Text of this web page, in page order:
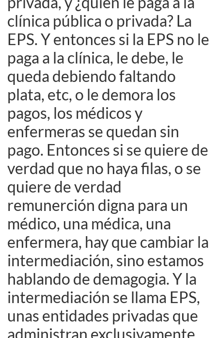
clínica pública o privada? La
EPS. Y entonces si la EPS no le
paga a la clínica, le debe, le
queda debiendo faltando
plata, etc, o le demora los
pagos, los médicos y
enfermeras se quedan sin
pago. Entonces si se quiere de
verdad que no haya filas, o se
quiere de verdad
remunerción digna para un
médico, una médica, una
enfermera, hay que cambiar la
intermediación, sino estamos
hablando de demagogia. Y la
intermediación se llama EPS,
unas entidades privadas que
administran exclusivamente